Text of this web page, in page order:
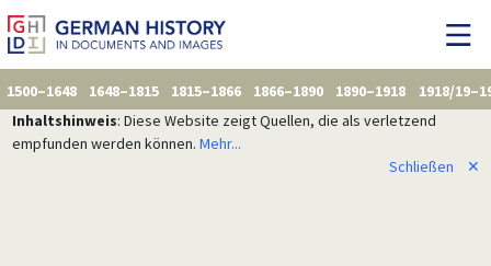
1500–1648 1648–1815 1815–1866 1866–1890 1890–1918
1918/
Inhaltshinweis: Diese Website zeigt Quellen, die als verletzend
empfunden werden können. Mehr...
Schließen
✕